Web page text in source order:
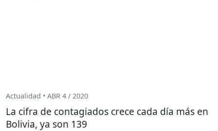
Actualidad • ABR 4 / 2020
La cifra de contagiados crece cada día más en
Bolivia, ya son 139